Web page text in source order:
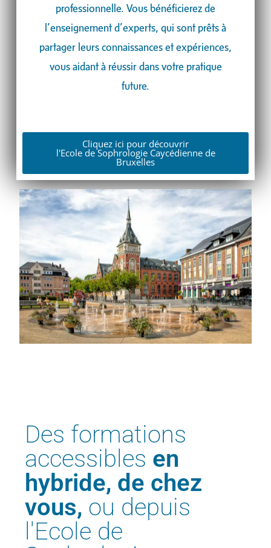
professionnelle. Vous bénéficierez de
l’enseignement d’experts, qui sont prêts à
partager leurs connaissances et expériences,
vous aidant à réussir dans votre pratique
future.
Cliquez ici pour découvrir
l'Ecole de Sophrologie Caycédienne de
Bruxelles
Des formations
accessibles en
hybride, de chez
vous, ou depuis
l'Ecole de